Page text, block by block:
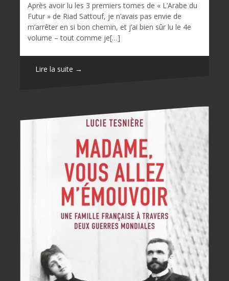
Après avoir lu les 3 premiers tomes de « L’Arabe du
Futur » de Riad Sattouf, je n’avais pas envie de
m’arrêter en si bon chemin, et j’ai bien sûr lu le 4e
volume – tout comme je[…]
Lire la suite →